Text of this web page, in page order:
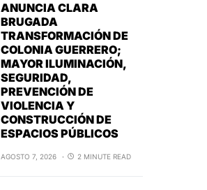
ANUNCIA CLARA
BRUGADA
TRANSFORMACIÓN DE
COLONIA GUERRERO;
MAYOR ILUMINACIÓN,
SEGURIDAD,
PREVENCIÓN DE
VIOLENCIA Y
CONSTRUCCIÓN DE
ESPACIOS PÚBLICOS
AGOSTO 7, 2026 2 MINUTE READ